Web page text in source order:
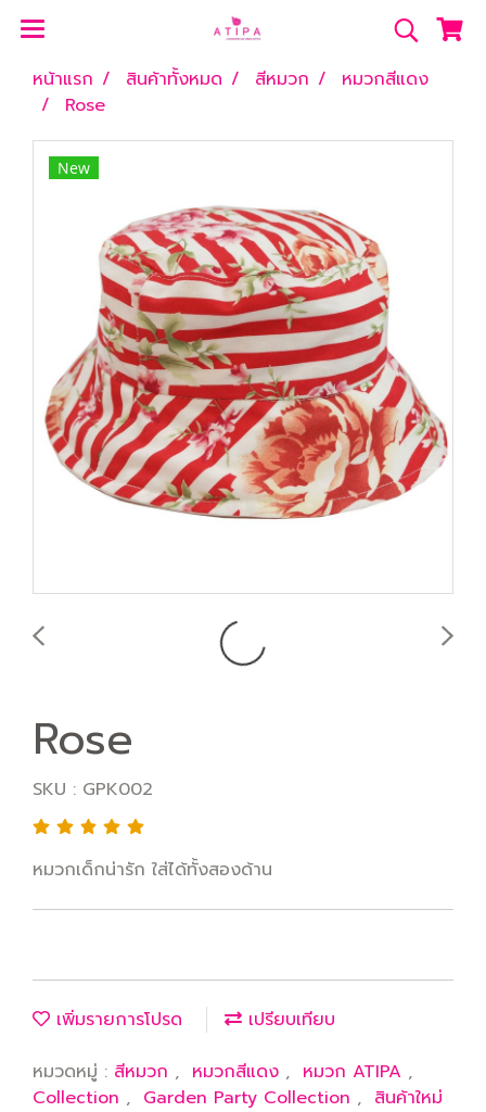
หน้าแรก สินค้าทั้งหมด สีหมวก
หมวกสีแดง
Rose
New
Rose
SKU : GPK002
หมวกเด็กน่ารัก ใส่ได้ทั้งสองด้าน
เพิ่มรายการโปรด
เปรียบเทียบ
หมวดหมู่ : สีหมวก , หมวกสีแดง , หมวก ATIPA ,
Collection , Garden Party Collection , สินค้าใหม่